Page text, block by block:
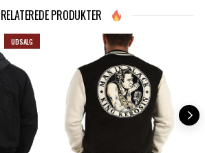
RELATEREDE PRODUKTER
UDSALG